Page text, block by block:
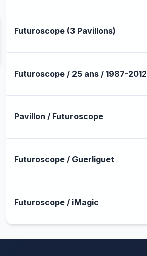
Futuroscope (3 Pavillons)
Futuroscope / 25 ans / 1987-2012
Pavillon / Futuroscope
Futuroscope / Guerliguet
Futuroscope / iMagic